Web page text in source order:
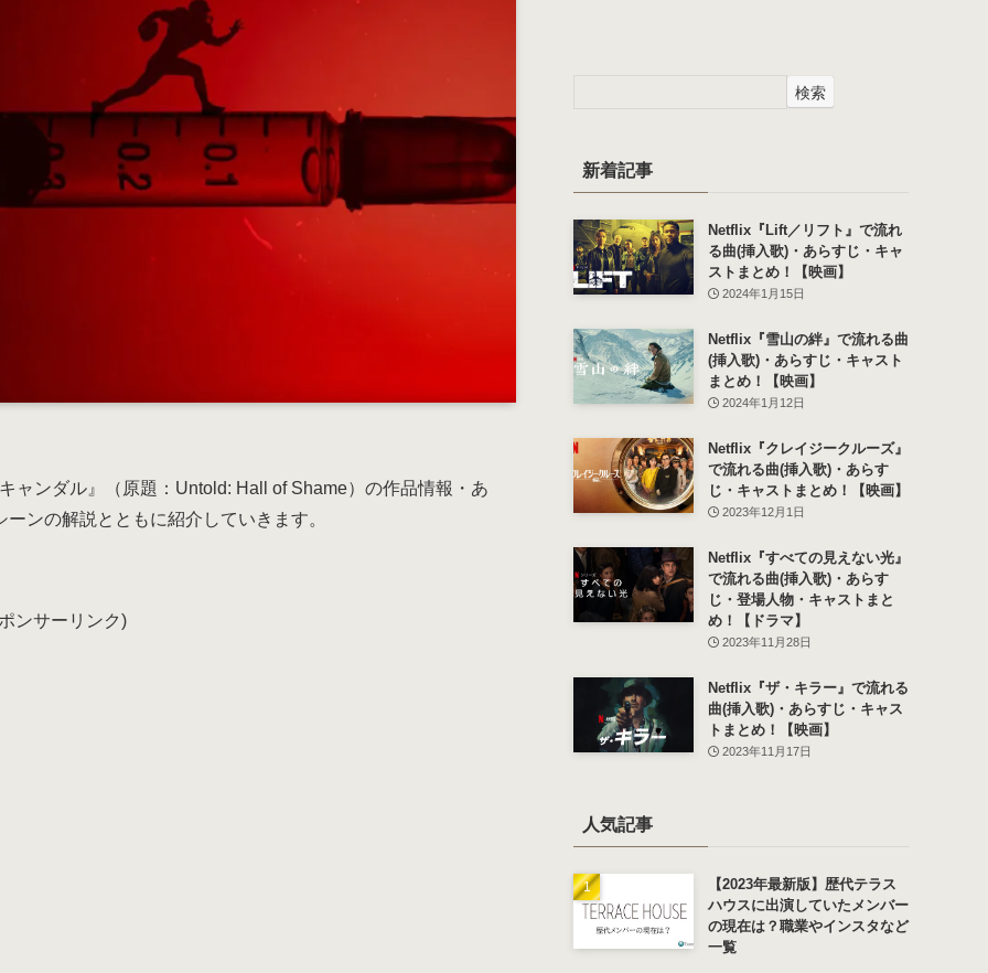
ャンダル』（原題：Untold: Hall of Shame）の作品情報・あ
ンの解説とともに紹介していきます。
ンサーリンク)
検索
新着記事
Netflix『Lift／リフト』で流れ
る曲(挿入歌)・あらすじ・キャ
ストまとめ！【映画】
2024年1月15日
Netflix『雪山の絆』で流れる曲
(挿入歌)・あらすじ・キャスト
まとめ！【映画】
2024年1月12日
Netflix『クレイジークルーズ』
で流れる曲(挿入歌)・あらす
じ・キャストまとめ！【映画】
2023年12月1日
Netflix『すべての見えない光』
で流れる曲(挿入歌)・あらす
じ・登場人物・キャストまと
め！【ドラマ】
2023年11月28日
Netflix『ザ・キラー』で流れる
曲(挿入歌)・あらすじ・キャス
トまとめ！【映画】
2023年11月17日
人気記事
【2023年最新版】歴代テラス
ハウスに出演していたメンバー
の現在は？職業やインスタなど
一覧